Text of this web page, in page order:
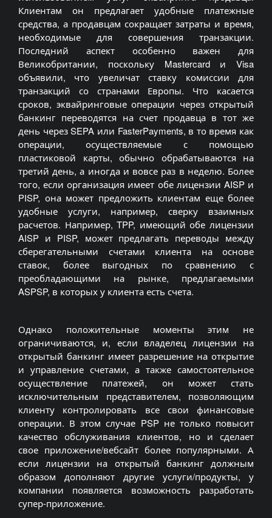
Клиентам он предлагает удобные платежные
средства, а продавцам сокращает затраты и время,
необходимые для совершения транзакции.
Последний аспект особенно важен для
Великобритании, поскольку Mastercard и Visa
объявили, что увеличат ставку комиссии для
транзакций со странами Европы. Что касается
сроков, эквайринговые операции через открытый
банкинг переводятся на счет продавца в тот же
день через SEPA или FasterPayments, в то время как
операции, осуществляемые с помощью
пластиковой карты, обычно обрабатываются на
третий день, а иногда и вовсе раз в неделю. Более
того, если организация имеет обе лицензии AISP и
PISP, она может предложить клиентам еще более
удобные услуги, например, сверку взаимных
расчетов. Например, TPP, имеющий обе лицензии
AISP и PISP, может предлагать переводы между
сберегательными счетами клиента на основе
ставок, более выгодных по сравнению с
преобладающими на рынке, предлагаемыми
ASPSP, в которых у клиента есть счета.
Однако положительные моменты этим не
ограничиваются, и, если владелец лицензии на
открытый банкинг имеет разрешение на открытие
и управление счетами, а также самостоятельное
осуществление платежей, он может стать
исключительным представителем, позволяющим
клиенту контролировать все свои финансовые
операции. В этом случае PSP не только повысит
качество обслуживания клиентов, но и сделает
свое приложение/вебсайт более популярными. А
если лицензии на открытый банкинг должным
образом дополняют другие услуги/продукты, у
компании появляется возможность разработать
супер-приложение.